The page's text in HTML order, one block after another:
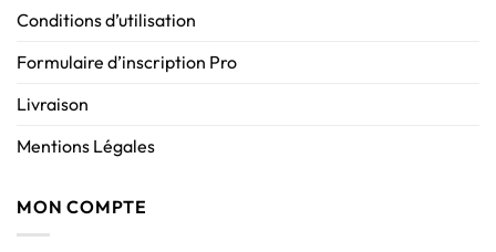
Conditions d’utilisation
Formulaire d’inscription Pro
Livraison
Mentions Légales
MON COMPTE